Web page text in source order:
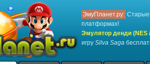
ЭмуПланет.ру: Старые
платформах!
Эмулятор денди (NES
игру Silva Saga